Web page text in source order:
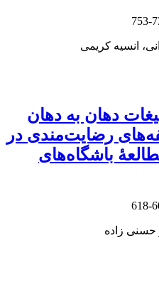
انسیه کریمی
دهان به دهان
رضایت‌مندی در
باشگاه‌های
حسنی زاده